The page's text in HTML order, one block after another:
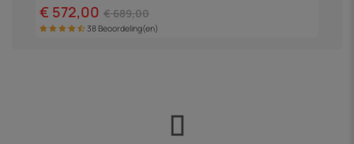
€ 572,00 € 689,00
38 Beoordeling(en)